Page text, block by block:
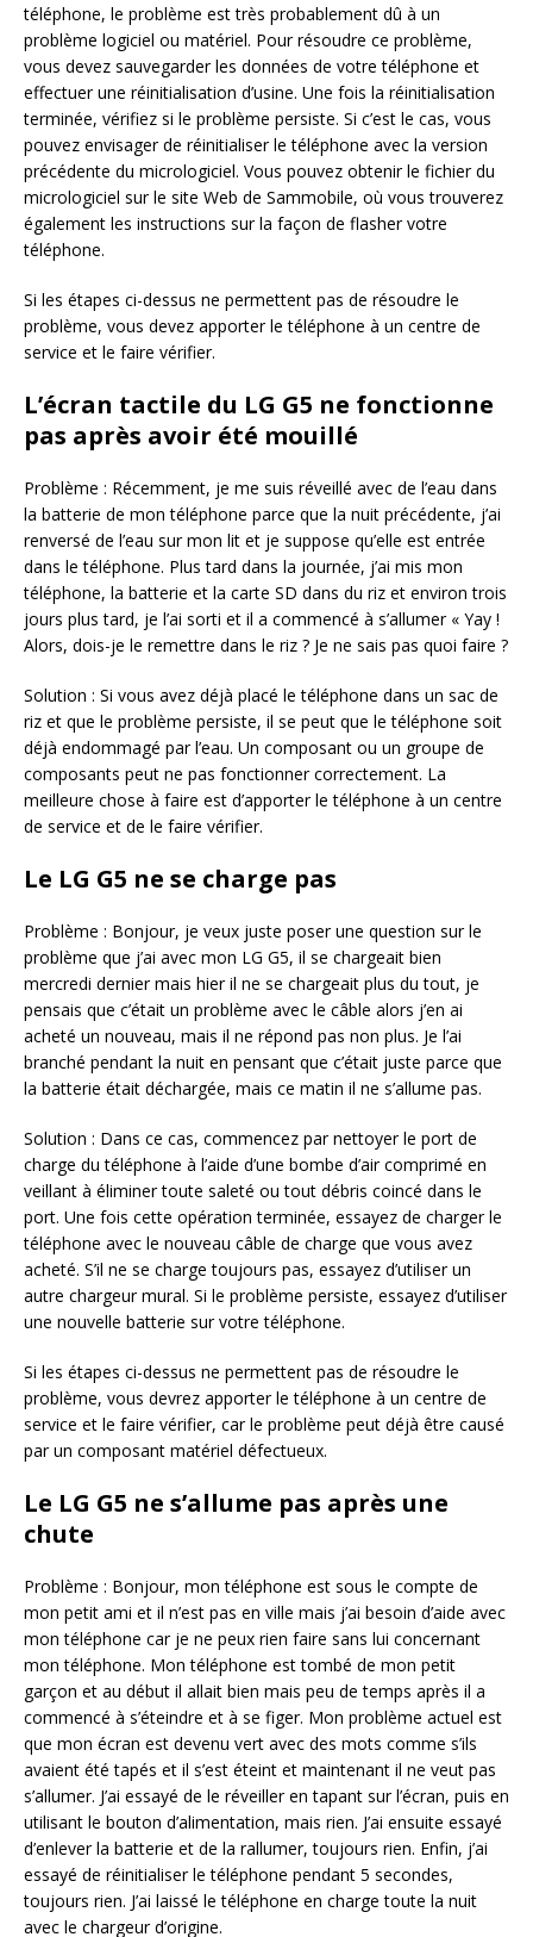
téléphone, le problème est très probablement dû à un
problème logiciel ou matériel. Pour résoudre ce problème,
vous devez sauvegarder les données de votre téléphone et
effectuer une réinitialisation d’usine. Une fois la réinitialisation
terminée, vérifiez si le problème persiste. Si c’est le cas, vous
pouvez envisager de réinitialiser le téléphone avec la version
précédente du micrologiciel. Vous pouvez obtenir le fichier du
micrologiciel sur le site Web de Sammobile, où vous trouverez
également les instructions sur la façon de flasher votre
téléphone.
Si les étapes ci-dessus ne permettent pas de résoudre le
problème, vous devez apporter le téléphone à un centre de
service et le faire vérifier.
L’écran tactile du LG G5 ne fonctionne
pas après avoir été mouillé
Problème : Récemment, je me suis réveillé avec de l’eau dans
la batterie de mon téléphone parce que la nuit précédente, j’ai
renversé de l’eau sur mon lit et je suppose qu’elle est entrée
dans le téléphone. Plus tard dans la journée, j’ai mis mon
téléphone, la batterie et la carte SD dans du riz et environ trois
jours plus tard, je l’ai sorti et il a commencé à s’allumer « Yay !
Alors, dois-je le remettre dans le riz ? Je ne sais pas quoi faire ?
Solution : Si vous avez déjà placé le téléphone dans un sac de
riz et que le problème persiste, il se peut que le téléphone soit
déjà endommagé par l’eau. Un composant ou un groupe de
composants peut ne pas fonctionner correctement. La
meilleure chose à faire est d’apporter le téléphone à un centre
de service et de le faire vérifier.
Le LG G5 ne se charge pas
Problème : Bonjour, je veux juste poser une question sur le
problème que j’ai avec mon LG G5, il se chargeait bien
mercredi dernier mais hier il ne se chargeait plus du tout, je
pensais que c’était un problème avec le câble alors j’en ai
acheté un nouveau, mais il ne répond pas non plus. Je l’ai
branché pendant la nuit en pensant que c’était juste parce que
la batterie était déchargée, mais ce matin il ne s’allume pas.
Solution : Dans ce cas, commencez par nettoyer le port de
charge du téléphone à l’aide d’une bombe d’air comprimé en
veillant à éliminer toute saleté ou tout débris coincé dans le
port. Une fois cette opération terminée, essayez de charger le
téléphone avec le nouveau câble de charge que vous avez
acheté. S’il ne se charge toujours pas, essayez d’utiliser un
autre chargeur mural. Si le problème persiste, essayez d’utiliser
une nouvelle batterie sur votre téléphone.
Si les étapes ci-dessus ne permettent pas de résoudre le
problème, vous devrez apporter le téléphone à un centre de
service et le faire vérifier, car le problème peut déjà être causé
par un composant matériel défectueux.
Le LG G5 ne s’allume pas après une
chute
Problème : Bonjour, mon téléphone est sous le compte de
mon petit ami et il n’est pas en ville mais j’ai besoin d’aide avec
mon téléphone car je ne peux rien faire sans lui concernant
mon téléphone. Mon téléphone est tombé de mon petit
garçon et au début il allait bien mais peu de temps après il a
commencé à s’éteindre et à se figer. Mon problème actuel est
que mon écran est devenu vert avec des mots comme s’ils
avaient été tapés et il s’est éteint et maintenant il ne veut pas
s’allumer. J’ai essayé de le réveiller en tapant sur l’écran, puis en
utilisant le bouton d’alimentation, mais rien. J’ai ensuite essayé
d’enlever la batterie et de la rallumer, toujours rien. Enfin, j’ai
essayé de réinitialiser le téléphone pendant 5 secondes,
toujours rien. J’ai laissé le téléphone en charge toute la nuit
avec le chargeur d’origine.